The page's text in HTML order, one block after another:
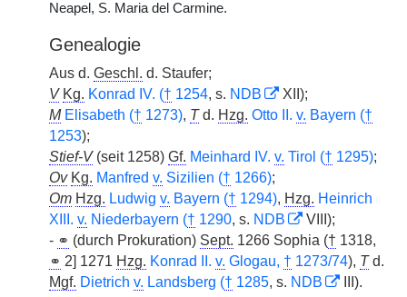
Neapel, S. Maria del Carmine.
Genealogie
Aus d. Geschl. d. Staufer;
V Kg. Konrad IV. († 1254, s. NDB
XII);
M Elisabeth († 1273), Td. Hzg. Otto II. v. Bayern (†
1253);
Stief-V(seit 1258) Gf. Meinhard IV. v. Tirol († 1295);
Ov Kg. Manfred v. Sizilien († 1266);
Om Hzg. Ludwig v. Bayern († 1294), Hzg. Heinrich
XIII. v. Niederbayern († 1290, s. NDB
VIII);
- ⚭ (durch Prokuration) Sept. 1266 Sophia († 1318,
⚭ 2] 1271 Hzg. Konrad II. v. Glogau, † 1273/74), Td.
Mgf. Dietrich v. Landsberg († 1285, s. NDB III).